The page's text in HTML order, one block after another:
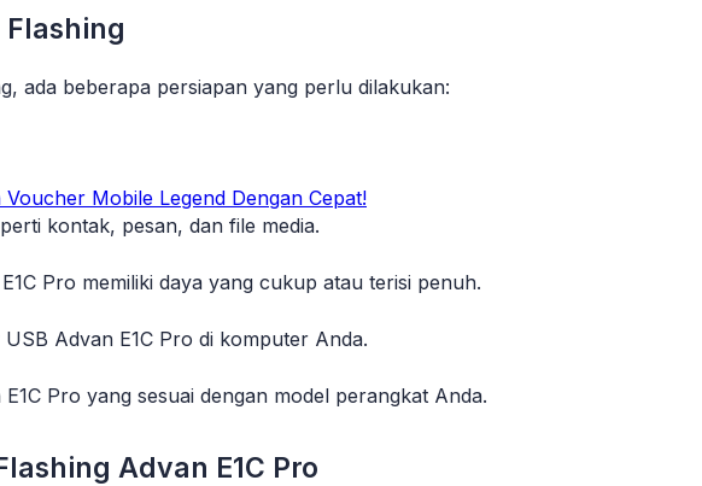
ada beberapa persiapan yang perlu dilakukan:
Mobile Legend Dengan Cepat!
kontak, pesan, dan file media.
Pro memiliki daya yang cukup atau terisi penuh.
Advan E1C Pro di komputer Anda.
Pro yang sesuai dengan model perangkat Anda.
Advan E1C Pro